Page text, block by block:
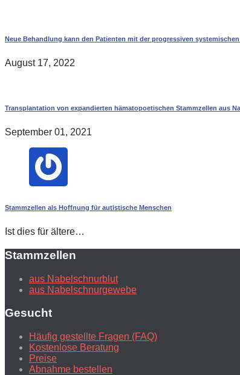
Neue Behandlung kann den Patienten mit der progressiven
August 17, 2022
Transplantation von expandierten hämatopoetischen Stammzellen aus
September 01, 2021
Stammzellen als Hoffnung für autistische Menschen
Ist dies für ältere…
Stammzellen
aus Nabelschnurblut
aus Nabelschnurgewebe
Gesucht
Häufig gestellte Fragen (FAQ)
Kostenlose Beratung
Preise
Abnahme bestellen